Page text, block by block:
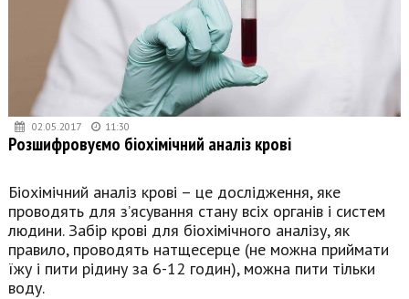
02.05.2017 11:30
Розшифровуємо біохімічний аналіз крові
Біохімічний аналіз крові – це дослідження, яке
проводять для з’ясування стану всіх органів і систем
людини. Забір крові для біохімічного аналізу, як
правило, проводять натщесерце (не можна приймати
їжу і пити рідину за 6-12 годин), можна пити тільки
воду.